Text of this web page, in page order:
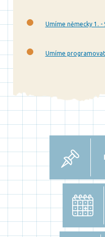
Umíme německy 1. -
Umíme